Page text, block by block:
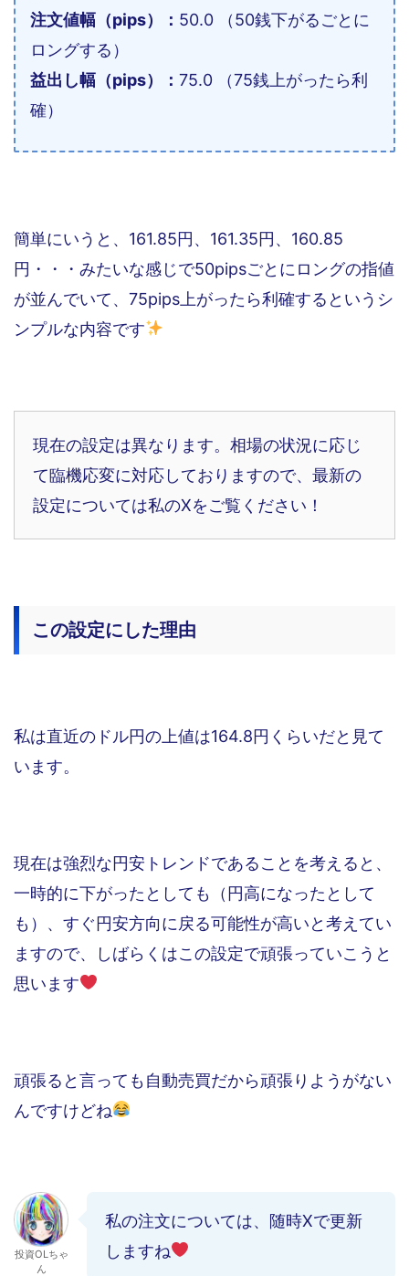
注文値幅（pips）： 50.0 （50銭下がるごとに
ロングする）
益出し幅（pips）： 75.0 （75銭上がったら利
確）
簡単にいうと、161.85円、161.35円、160.85
円・・・みたいな感じで50pipsごとにロングの指値
が並んでいて、75pips上がったら利確するというシ
ンプルな内容です
現在の設定は異なります。相場の状況に応じ
て臨機応変に対応しておりますので、最新の
設定については私のXをご覧ください！
この設定にした理由
私は直近のドル円の上値は164.8円くらいだと見て
います。
現在は強烈な円安トレンドであることを考えると、
一時的に下がったとしても（円高になったとして
も）、すぐ円安方向に戻る可能性が高いと考えてい
ますので、しばらくはこの設定で頑張っていこうと
思います
頑張ると言っても自動売買だから頑張りようがない
んですけどね
投資OLちゃ
ん
私の注文については、随時Xで更新
しますね